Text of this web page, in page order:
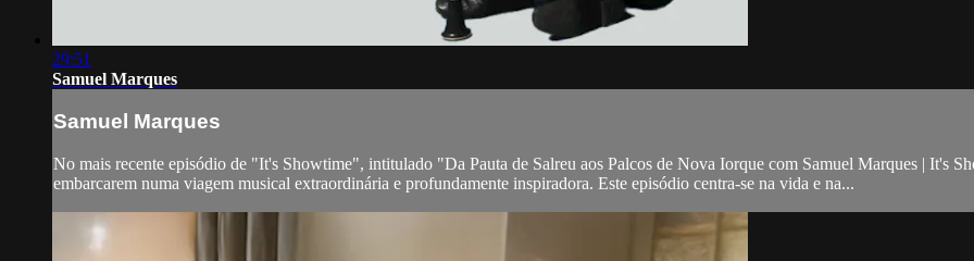
29:51
Samuel Marques
Samuel Marques
No mais recente episódio de "It's Showtime", intitulado "Da Pauta de Salreu aos Palcos de Nova Iorque com Samuel Marques | It's
embarcarem numa viagem musical extraordinária e profundamente inspiradora. Este episódio centra-se na vida e na...